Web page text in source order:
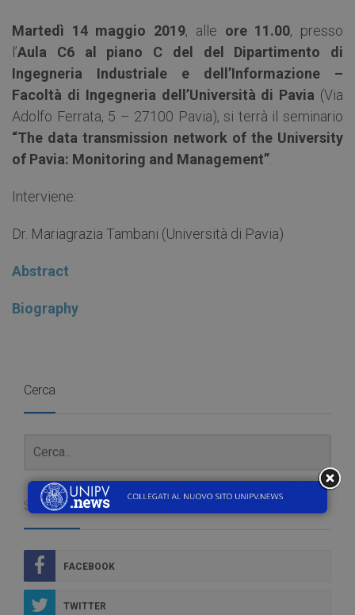
Martedì 14 maggio 2019, alle ore 11.00, presso
l’Aula C6 al piano C del del Dipartimento di
Ingegneria Industriale e dell’Informazione –
Facoltà di Ingegneria dell’Università di Pavia (Via
Adolfo Ferrata, 5 – 27100 Pavia), si terrà il seminario
“The data transmission network of the University
of Pavia: Monitoring and Management”
Interviene:
Dr. Mariagrazia Tambani (Università di Pavia)
Abstract
Biography
Cerca
Social Box
FACEBOOK
TWITTER